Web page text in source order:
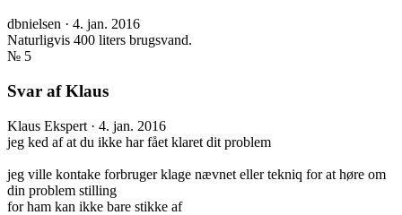
dbnielsen · 4. jan. 2016
Naturligvis 400 liters brugsvand.
№ 5
Svar af Klaus
Klaus Ekspert · 4. jan. 2016
jeg ked af at du ikke har fået klaret dit problem
jeg ville kontake forbruger klage nævnet eller tekniq for at høre om
din problem stilling
for ham kan ikke bare stikke af